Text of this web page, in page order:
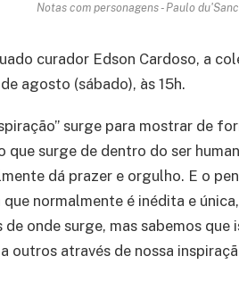
Notas com personagens - Paulo
curador Edson Cardoso, a
agosto (sábado), às 15h.
surge para mostrar de
que surge de dentro do ser
dá prazer e orgulho. E o
normalmente é inédita e
onde surge, mas sabemos
outros através de nossa